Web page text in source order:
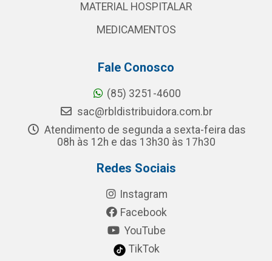
MATERIAL HOSPITALAR
MEDICAMENTOS
Fale Conosco
(85) 3251-4600
sac@rbldistribuidora.com.br
Atendimento de segunda a sexta-feira das
08h às 12h e das 13h30 às 17h30
Redes Sociais
Instagram
Facebook
YouTube
TikTok